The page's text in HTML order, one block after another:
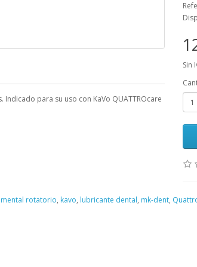
para su uso con KaVo QUATTROcare
Sin
rotatorio, kavo, lubricante dental, mk-dent,